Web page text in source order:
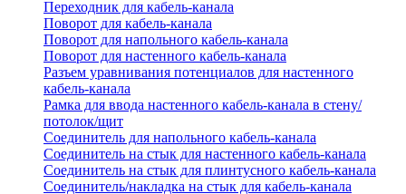
Переходник для кабель-канала
Поворот для кабель-канала
Поворот для напольного кабель-канала
Поворот для настенного кабель-канала
Разъем уравнивания потенциалов для настенного
кабель-канала
Рамка для ввода настенного кабель-канала в стену/
потолок/щит
Соединитель для напольного кабель-канала
Соединитель на стык для настенного кабель-канала
Соединитель на стык для плинтусного кабель-канала
Соединитель/накладка на стык для кабель-канала